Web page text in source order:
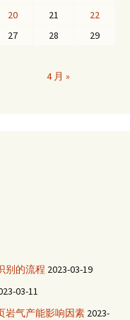
20 21
22
27 28
29
4 月 »
别的流程 2023-03-19
03-11
岩气产能影响因素 2023-